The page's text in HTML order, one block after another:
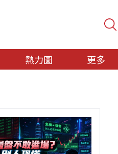
熱力圖 更多